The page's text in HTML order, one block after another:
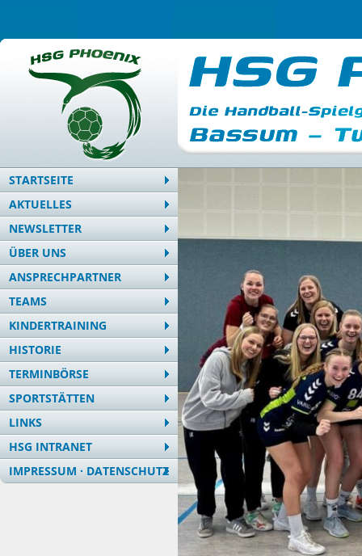
STARTSEITE
AKTUELLES
NEWSLETTER
ÜBER UNS
ANSPRECHPARTNER
TEAMS
KINDERTRAINING
HISTORIE
TERMINBÖRSE
SPORTSTÄTTEN
LINKS
HSG INTRANET
IMPRESSUM · DATENSCHUTZ